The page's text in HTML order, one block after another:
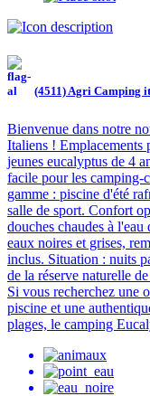
(4511) Agri Camping
Bienvenue dans notre
Italiens ! Emplacements
jeunes eucalyptus de 4
facile pour les camping-
gamme : piscine d'été
salle de sport. Confort
douches chaudes à
eaux noires et grises,
inclus. Situation : nuits
de la réserve naturelle
Si vous recherchez une
piscine et une
plages, le camping